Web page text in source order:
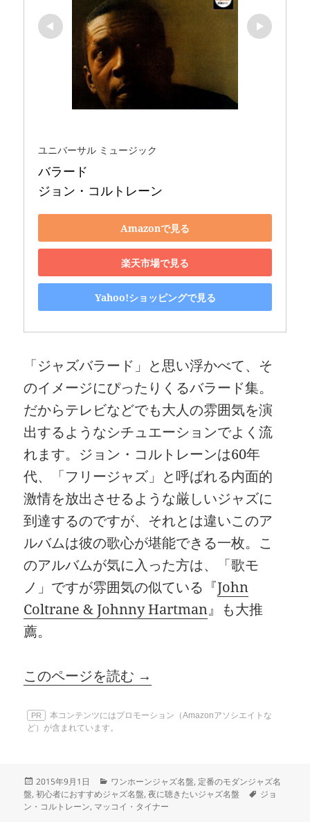
ユニバーサル ミュージック
バラード
ジョン・コルトレーン
Amazonで見る
楽天市場で見る
Yahoo!ショッピングで見る
「ジャズバラード」と思い浮かべて、そ
のイメージにぴったりくるバラード集。
だからテレビなどでも大人の雰囲気を演
出するようなシチュエーションでよく流
れます。ジョン・コルトレーンは60年
代、「フリージャズ」と呼ばれる内面的
激情を放出させるような厳しいジャズに
到達するのですが、それとは違いこのア
ルバムは彼の歌心が堪能できる一枚。こ
のアルバムが気に入った方は、「歌モ
ノ」ですが雰囲気の似ている『John
Coltrane & Johnny Hartman』も大推
薦。
このページを読む →
PR
本コンテンツにはプロモーション（Amazonアソシエイトな
ど）が含まれています。
投
稿
日:
2015年9月1日
カ
テ
ゴ
ワンホーンジャズ名盤, 定番のモダンジャズ名
盤,初心者におすすめジャズ名盤,夜に聴きたいジャズ名盤
タ
ジョ
ン・コルトレーン, マッコイ・タイナー